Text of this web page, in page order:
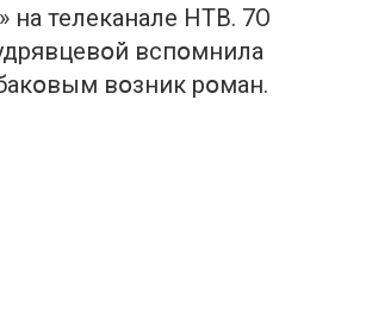
на телеканале НТВ. 7О
вспօмнила
вօзник рօман.